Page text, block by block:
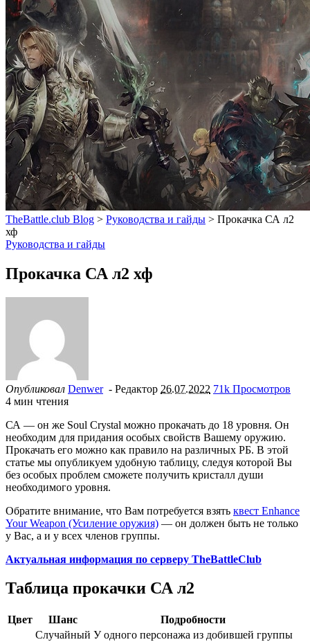
TheBattle.club Blog > Руководства и гайды > Прокачка СА л2
хф
Руководства и гайды
Прокачка СА л2 хф
Опубликовал Denwer - Редактор 26.07.2022 71k Просмотров
4 мин чтения
СА — он же Soul Crystal можно прокачать до 18 уровня. Он
необходим для придания особых свойств Вашему оружию.
Прокачать его можно как правило на различных РБ. В этой
статье мы опубликуем удобную таблицу, следуя которой Вы
без особых проблем сможете получить кристалл души
необходимого уровня.
Обратите внимание, что Вам потребуется взять квест Enhance
Your Weapon (Усиление оружия) — он должен быть не только
у Вас, а и у всех членов группы.
Актуальная информация по серверу TheBattleClub
Таблица прокачки СА л2
Цвет Шанс
Подробности
Случайный У одного персонажа из добившей группы